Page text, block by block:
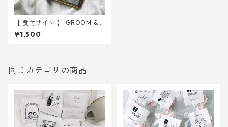
【 受付サイン 】 GROOM & B
RIDE イラスト（用紙のみ）
｜ 結婚式 ウェルカムスペー
¥1,500
同じカテゴリの商品